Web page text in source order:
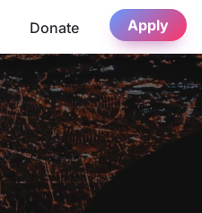
Donate Apply